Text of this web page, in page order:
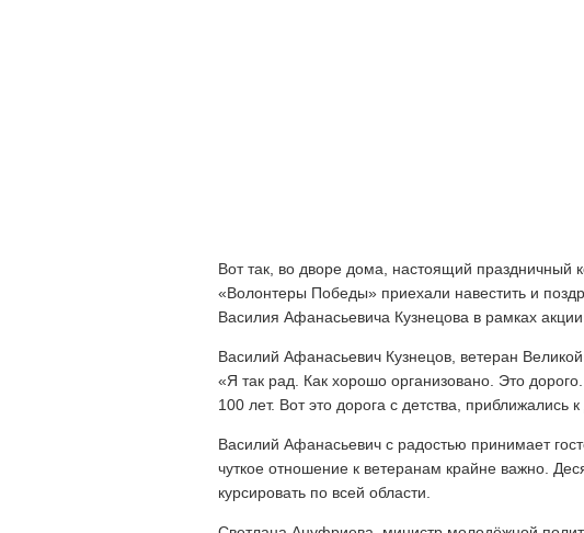
Вот так, во дворе дома, настоящий праздничный
«Волонтеры Победы» приехали навестить и
Василия Афанасьевича Кузнецова в рамках
Василий Афанасьевич Кузнецов, ветеран
«Я так рад. Как хорошо организовано. Это
100 лет. Вот это дорога с детства, приближались
Василий Афанасьевич с радостью принимает
чуткое отношение к ветеранам крайне важно.
курсировать по всей области.